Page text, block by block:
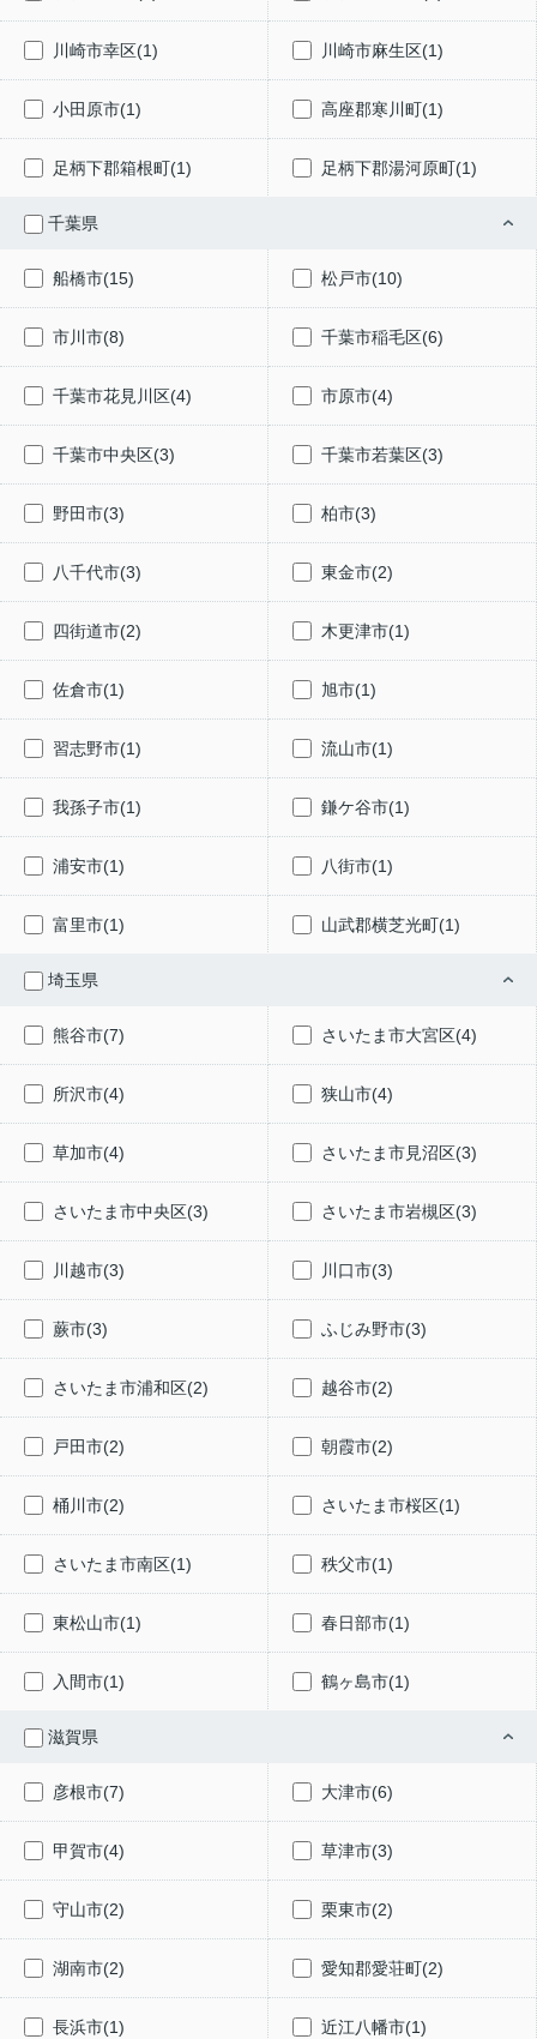
川崎市幸区(1) 川崎市麻生区(1)
小田原市(1) 高座郡寒川町(1)
足柄下郡箱根町(1) 足柄下郡湯河原町(1)
千葉県
船橋市(15) 松戸市(10)
市川市(8) 千葉市稲毛区(6)
千葉市花見川区(4) 市原市(4)
千葉市中央区(3) 千葉市若葉区(3)
野田市(3) 柏市(3)
八千代市(3) 東金市(2)
四街道市(2) 木更津市(1)
佐倉市(1) 旭市(1)
習志野市(1) 流山市(1)
我孫子市(1) 鎌ケ谷市(1)
浦安市(1) 八街市(1)
富里市(1) 山武郡横芝光町(1)
埼玉県
熊谷市(7) さいたま市大宮区(4)
所沢市(4) 狭山市(4)
草加市(4) さいたま市見沼区(3)
さいたま市中央区(3) さいたま市岩槻区(3)
川越市(3) 川口市(3)
蕨市(3) ふじみ野市(3)
さいたま市浦和区(2) 越谷市(2)
戸田市(2) 朝霞市(2)
桶川市(2) さいたま市桜区(1)
さいたま市南区(1) 秩父市(1)
東松山市(1) 春日部市(1)
入間市(1) 鶴ヶ島市(1)
滋賀県
彦根市(7) 大津市(6)
甲賀市(4) 草津市(3)
守山市(2) 栗東市(2)
湖南市(2) 愛知郡愛荘町(2)
長浜市(1) 近江八幡市(1)